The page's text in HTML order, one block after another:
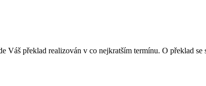
překlad realizován v co nejkratším termínu. O překlad se